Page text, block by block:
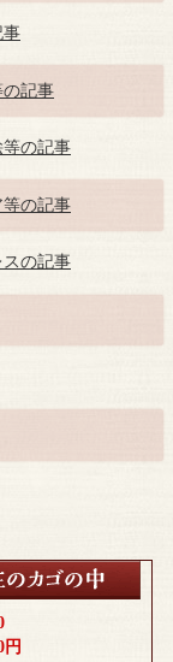
事
の記事
等の記事
等の記事
スの記事
円